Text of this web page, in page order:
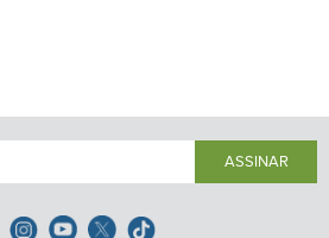
ASSINAR